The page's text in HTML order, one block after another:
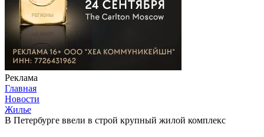
Реклама
Главная
Новости
Жилье
В Петербурге ввели в строй крупный жилой комплекс